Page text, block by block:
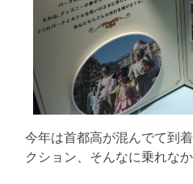
今年は首都高が混んでて到
クション、そんなに乗れなか